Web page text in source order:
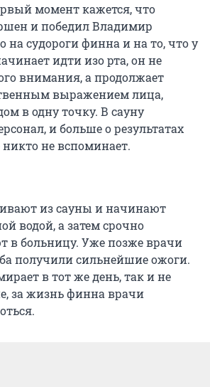
момент кажется, что
и победил Владимир
судороги финна и на то, что у
идти изо рта, он не
внимания, а продолжает
выражением лица,
в одну точку. В сауну
и больше о результатах
не вспоминает.
из сауны и начинают
водой, а затем срочно
в больницу. Уже позже врачи
получили сильнейшие ожоги.
в тот же день, так и не
за жизнь финна врачи